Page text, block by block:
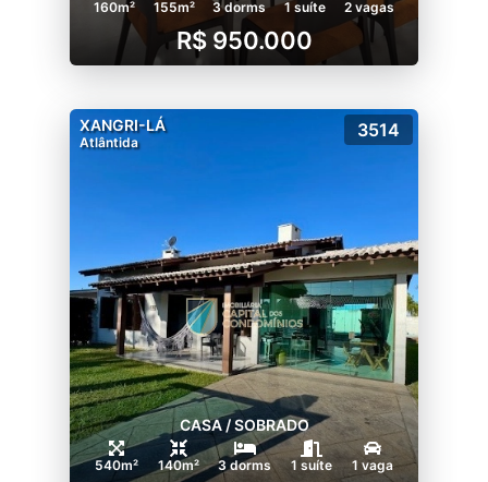
160m² 155m² 3 dorms 1 suíte 2 vagas
R$ 950.000
XANGRI-LÁ
Atlântida
3514
CASA / SOBRADO
540m² 140m² 3 dorms 1 suíte 1 vaga